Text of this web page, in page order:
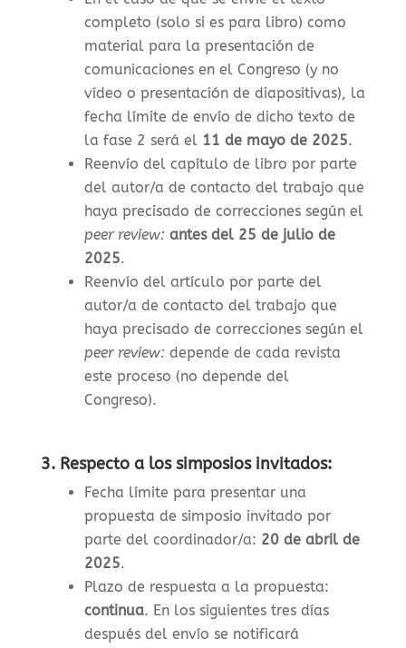
completo (solo si es para libro) como
material para la presentación de
comunicaciones en el Congreso (y no
vídeo o presentación de diapositivas), la
fecha límite de envío de dicho texto de
la fase 2 será el 11 de mayo de 2025.
Reenvío del capítulo de libro por parte
del autor/a de contacto del trabajo que
haya precisado de correcciones según el
peer review: antes del 25 de julio de
2025.
Reenvío del artículo por parte del
autor/a de contacto del trabajo que
haya precisado de correcciones según el
peer review: depende de cada revista
este proceso (no depende del
Congreso).
3. Respecto a los simposios invitados:
Fecha límite para presentar una
propuesta de simposio invitado por
parte del coordinador/a: 20 de abril de
2025.
Plazo de respuesta a la propuesta:
continua. En los siguientes tres días
después del envío se notificará